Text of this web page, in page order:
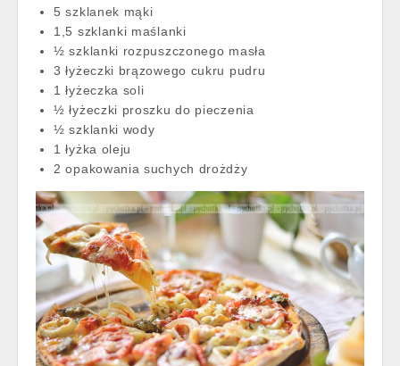
5 szklanek mąki
1,5 szklanki maślanki
½ szklanki rozpuszczonego masła
3 łyżeczki brązowego cukru pudru
1 łyżeczka soli
½ łyżeczki proszku do pieczenia
½ szklanki wody
1 łyżka oleju
2 opakowania suchych drożdży